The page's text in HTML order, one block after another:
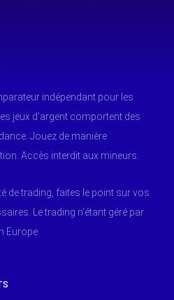
indépendant pour les
jeux d'argent comportent des
Jouez de manière
Accès interdit aux mineurs.
de trading, faites le point sur vos
Le trading n’étant géré par
Europe.